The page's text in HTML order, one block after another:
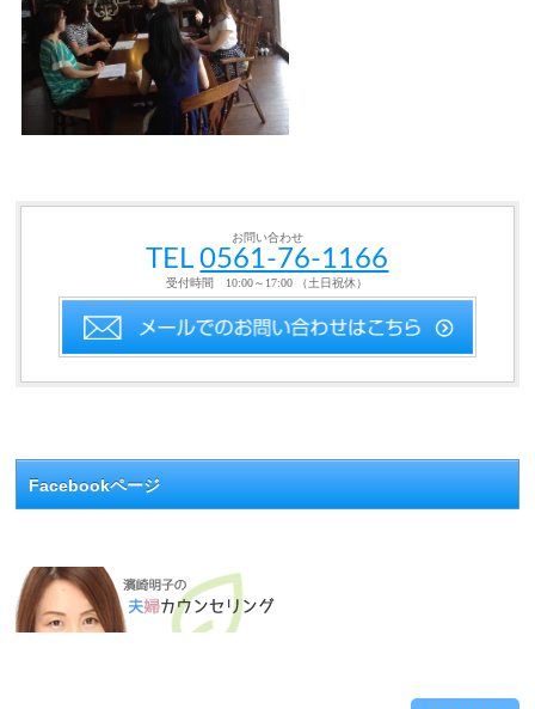
お問い合わせ
TEL0561-76-1166
受付時間 10:00～17:00 （土日祝休）
Facebookページ